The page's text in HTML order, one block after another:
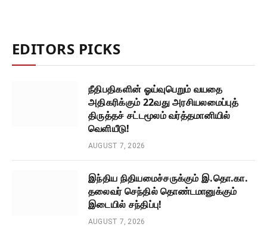
EDITORS PICKS
நீதிபதிகளின் ஓய்வுபெறும் வயதை
அதிகரிக்கும் 22வது அரசியலமைப்புத்
திருத்தச் சட்டமூலம் வர்த்தமானியில்
வெளியீடு!
AUGUST 7, 2026
இந்திய நிதியமைச்சருக்கும் இ.தொ.கா.
தலைவர் செந்தில் தொண்டமானுக்கும்
இடையில் சந்திப்பு!
AUGUST 7, 2026